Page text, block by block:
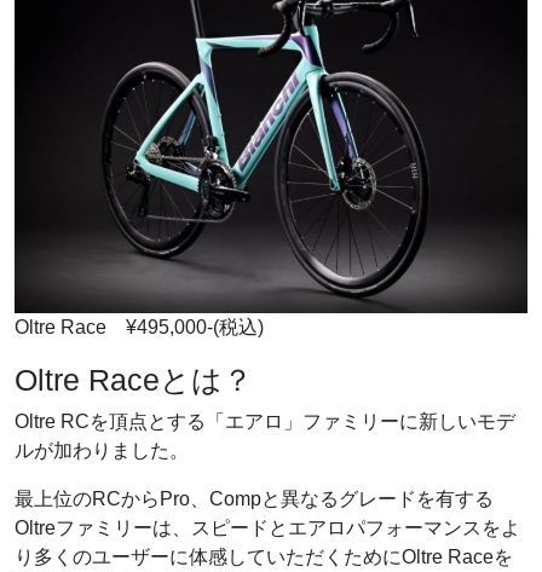
Oltre Race ¥495,000-(税込)
Oltre Raceとは？
Oltre RCを頂点とする「エアロ」ファミリーに新しいモデ
ルが加わりました。
最上位のRCからPro、Compと異なるグレードを有する
Oltreファミリーは、スピードとエアロパフォーマンスをよ
り多くのユーザーに体感していただくためにOltre Raceを